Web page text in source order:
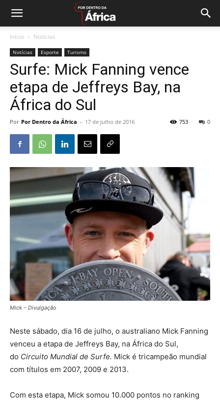
Início Notícias
Notícias Esporte Turismo
Surfe: Mick Fanning vence
etapa de Jeffreys Bay, na
África do Sul
Por Por Dentro da África - 17 de julho de 2016 0
753
Mick – Divulgação
Neste sábado, dia 16 de julho, o australiano Mick Fanning
venceu a etapa de Jeffreys Bay, na África do Sul,
do Circuito Mundial de Surfe. Mick é tricampeão mundial
com títulos em 2007, 2009 e 2013.
Com esta etapa, Mick somou 10.000 pontos no ranking